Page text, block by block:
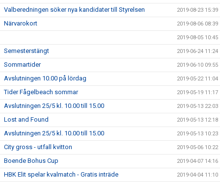
Valberedningen söker nya kandidater till Styrelsen 2019-08-23 15:39
Närvarokort 2019-08-06 08:39
2019-08-05 10:45
Semesterstängt 2019-06-24 11:24
Sommartider 2019-06-10 09:55
Avslutningen 10.00 på lördag 2019-05-22 11:04
Tider Fågelbeach sommar 2019-05-19 11:17
Avslutningen 25/5 kl. 10.00 till 15.00 2019-05-13 22:03
Lost and Found 2019-05-13 12:18
Avslutningen 25/5 kl. 10.00 till 15.00 2019-05-13 10:23
City gross - utfall kvitton 2019-05-06 10:22
Boende Bohus Cup 2019-04-07 14:16
HBK Elit spelar kvalmatch - Gratis inträde 2019-04-04 11:10